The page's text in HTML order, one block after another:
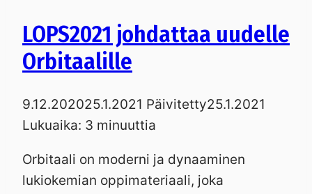
LOPS2021 johdattaa uudelle
Orbitaalille
9.12.202025.1.2021 Päivitetty25.1.2021
Lukuaika: 3 minuuttia
Orbitaali on moderni ja dynaaminen
lukiokemian oppimateriaali, joka